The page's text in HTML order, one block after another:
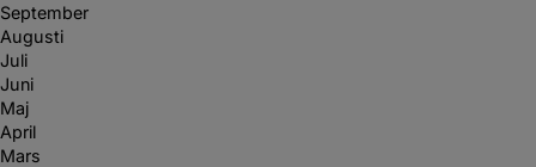
September
Augusti
Juli
Juni
Maj
April
Mars